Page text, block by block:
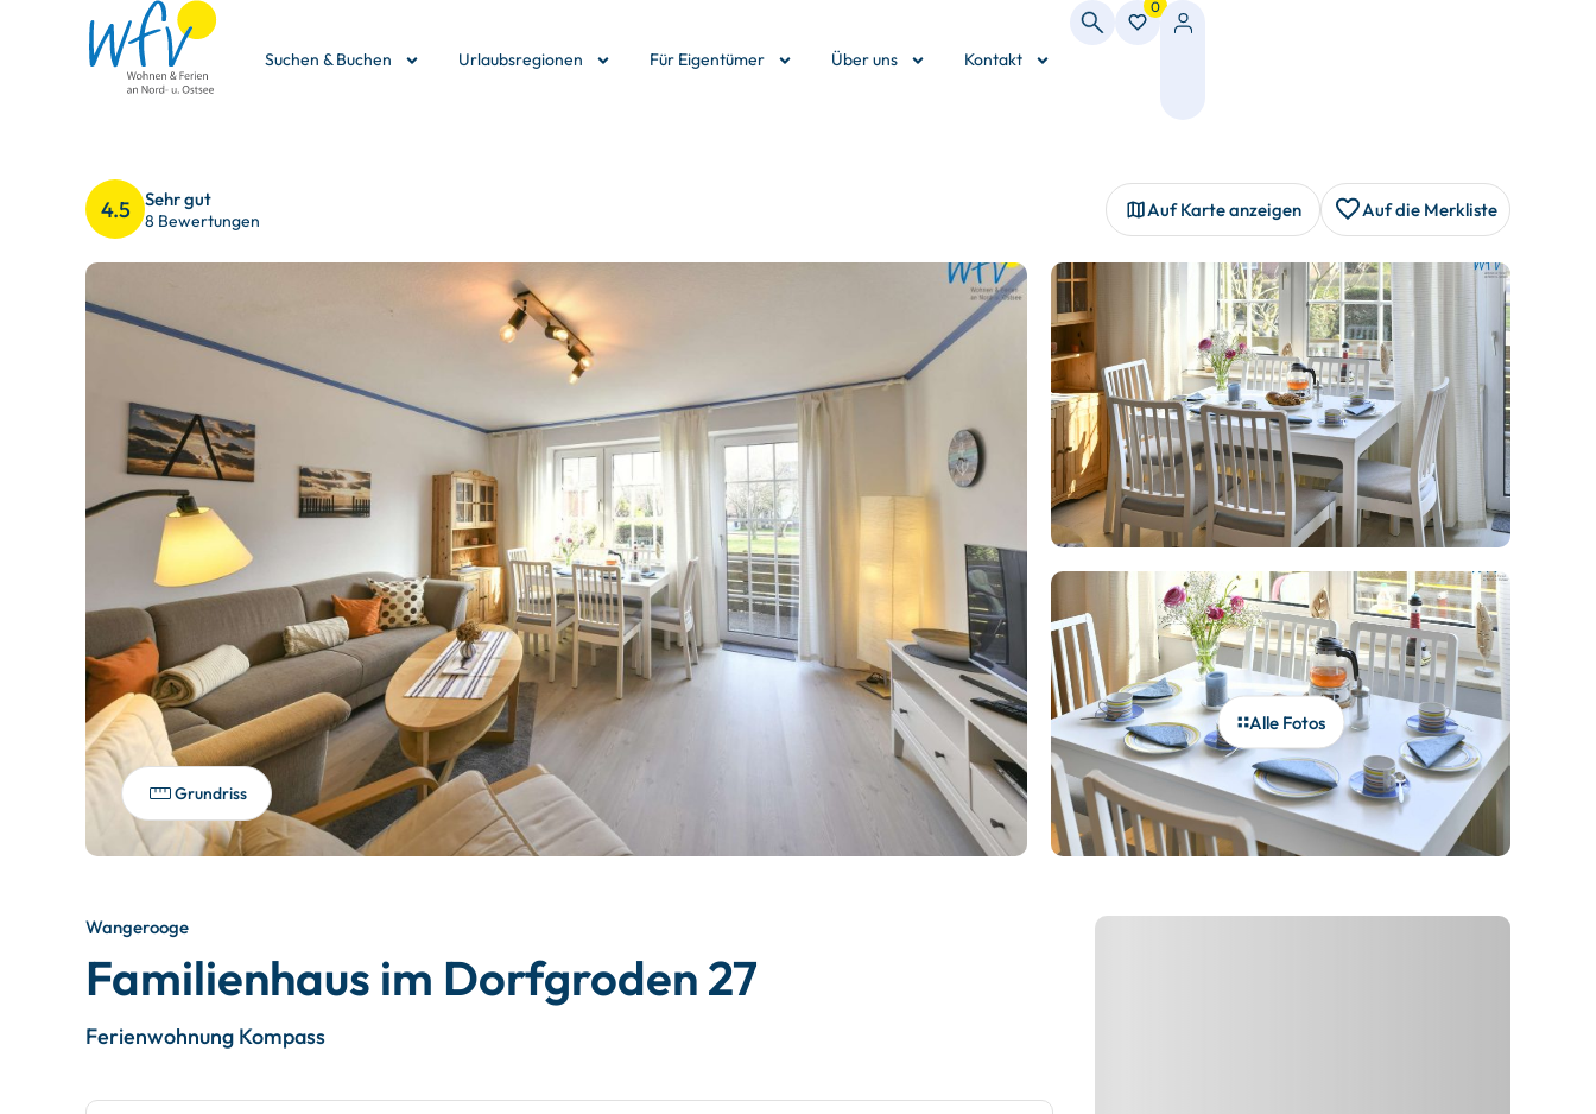
Suchen & Buchen Urlaubsregionen Für Eigentümer Über uns Kontakt
0
4.5 Sehr gut
8 Bewertungen Auf Karte anzeigen Auf die Merkliste
Grundriss
Alle Fotos
Wangerooge
Familienhaus im Dorfgroden 27
Ferienwohnung Kompass